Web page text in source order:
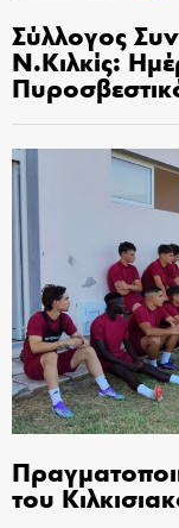
Σύλλογος
Ν.Κιλκίς:
του